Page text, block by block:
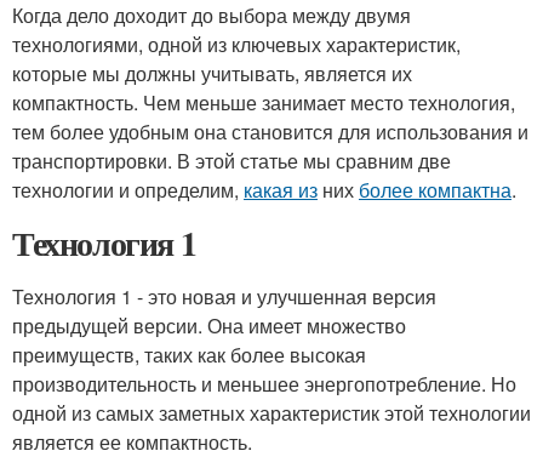
Когда дело доходит до выбора между двумя
технологиями, одной из ключевых характеристик,
которые мы должны учитывать, является их
компактность. Чем меньше занимает место технология,
тем более удобным она становится для использования и
транспортировки. В этой статье мы сравним две
технологии и определим, какая из них более компактна.
Технология 1
Технология 1 - это новая и улучшенная версия
предыдущей версии. Она имеет множество
преимуществ, таких как более высокая
производительность и меньшее энергопотребление. Но
одной из самых заметных характеристик этой технологии
является ее компактность.